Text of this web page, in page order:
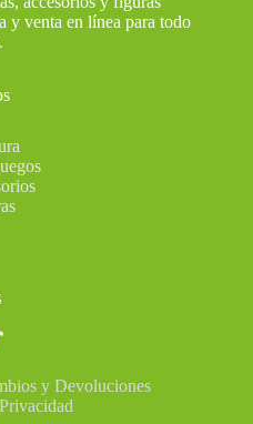
y venta en línea para todo
.
y Devoluciones